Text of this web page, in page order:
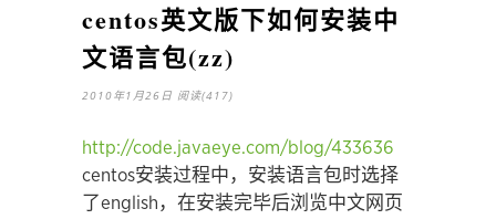
centos英文版下如何安装中
文语言包(zz)
2010年1月26日 阅读(417)
http://code.javaeye.com/blog/433636
centos安装过程中，安装语言包时选择
了english，在安装完毕后浏览中文网页